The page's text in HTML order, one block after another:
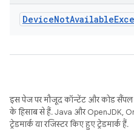
DeviceNotAvailable
इस पेज पर मौजूद कॉन्टेंट और कोड सैंपल
के हिसाब से हैं. Java और OpenJDK,
ट्रेडमार्क या रजिस्टर किए हुए ट्रेडमार्क हैं.